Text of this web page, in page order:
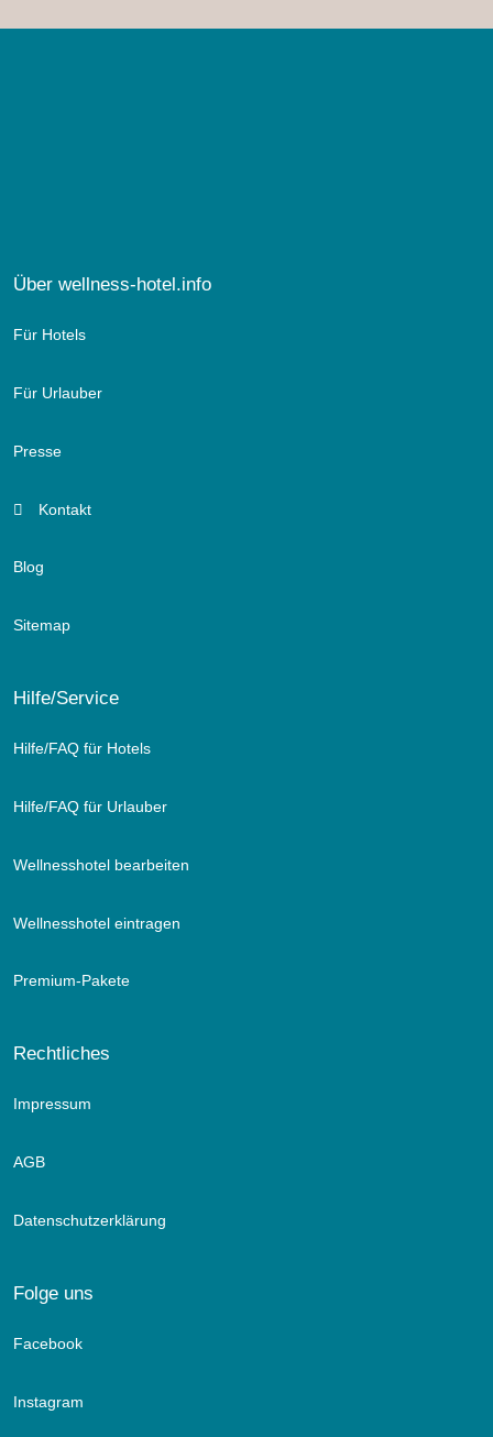
Über wellness-hotel.info
Für Hotels
Für Urlauber
Presse
Kontakt
Blog
Sitemap
Hilfe/Service
Hilfe/FAQ für Hotels
Hilfe/FAQ für Urlauber
Wellnesshotel bearbeiten
Wellnesshotel eintragen
Premium-Pakete
Rechtliches
Impressum
AGB
Datenschutzerklärung
Folge uns
Facebook
Instagram